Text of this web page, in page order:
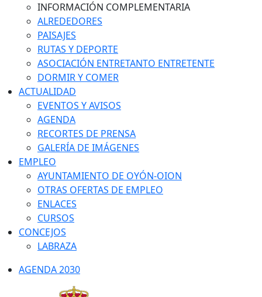
INFORMACIÓN COMPLEMENTARIA
ALREDEDORES
PAISAJES
RUTAS Y DEPORTE
ASOCIACIÓN ENTRETANTO ENTRETENTE
DORMIR Y COMER
ACTUALIDAD
EVENTOS Y AVISOS
AGENDA
RECORTES DE PRENSA
GALERÍA DE IMÁGENES
EMPLEO
AYUNTAMIENTO DE OYÓN-OION
OTRAS OFERTAS DE EMPLEO
ENLACES
CURSOS
CONCEJOS
LABRAZA
AGENDA 2030